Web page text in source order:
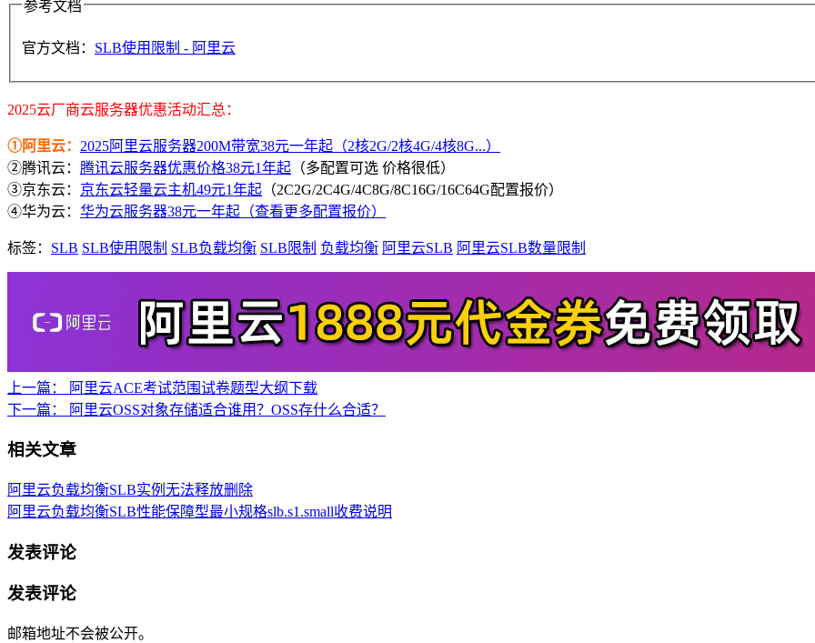
参考文档
官方文档： SLB使用限制 - 阿里云
2025云厂商云服务器优惠活动汇总：
①阿里云： 2025阿里云服务器200M带宽38元一年起（2核2G/2核4G/4核8G...）
②腾讯云： 腾讯云服务器优惠价格38元1年起 （多配置可选 价格很低）
③京东云： 京东云轻量云主机49元1年起 （2C2G/2C4G/4C8G/8C16G/16C64G配置报价）
④华为云： 华为云服务器38元一年起（查看更多配置报价）
标签： SLB SLB使用限制 SLB负载均衡 SLB限制 负载均衡 阿里云SLB 阿里云SLB数量限制
上一篇：
阿里云ACE考试范围试卷题型大纲下载
下一篇：
阿里云OSS对象存储适合谁用？OSS存什么合适？
相关文章
阿里云负载均衡SLB实例无法释放删除
阿里云负载均衡SLB性能保障型最小规格slb.s1.small收费说明
发表评论
发表评论
邮箱地址不会被公开。